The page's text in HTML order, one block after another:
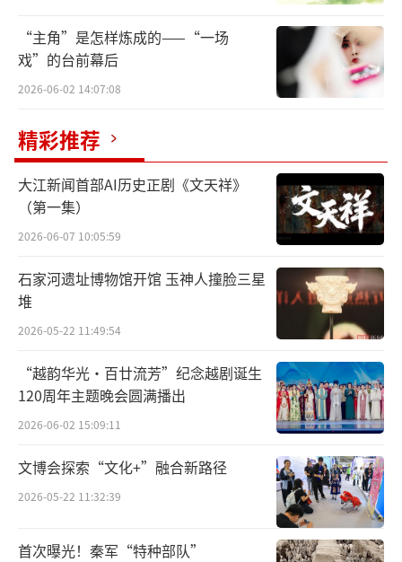
马》中所穿着的戏服静静诉说艺术的佳话；通
过对比不同时期的戏剧服饰，队员们清晰感受
到黄梅戏的发展与传承。
进课堂？次日，团队走进安徽黄梅戏艺术职业
学院。该校柴高伟老师以“黄梅戏的根在田间
地头，魂在百姓心间”开篇，结合自身从艺经
历，阐释戏曲教学如何平衡传统韵味与现代审
刺绣戏服的精细针脚，于化妆台前了解“一妆
一容皆故事”的舞台语言。
“主角”是怎样炼成的——“一场
戏”的台前幕后
2026-06-02 14:07:08
精彩推荐
大江新闻首部AI历史正剧《文天祥》
（第一集）
2026-06-07 10:05:59
石家河遗址博物馆开馆 玉神人撞脸三星
堆
2026-05-22 11:49:54
“越韵华光·百廿流芳”纪念越剧诞生
120周年主题晚会圆满播出
2026-06-02 15:09:11
文博会探索“文化+”融合新路径
2026-05-22 11:32:39
首次曝光！秦军“特种部队”